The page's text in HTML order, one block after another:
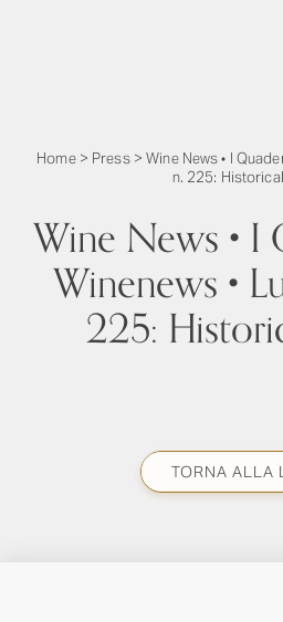
Home> Press>Wine News • I
n. 225:
Wine News • I
Winenews •
225:
TORNA ALLA